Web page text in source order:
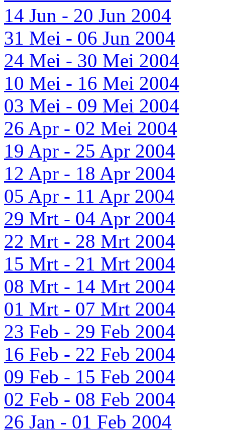
14 Jun - 20 Jun 2004
31 Mei - 06 Jun 2004
24 Mei - 30 Mei 2004
10 Mei - 16 Mei 2004
03 Mei - 09 Mei 2004
26 Apr - 02 Mei 2004
19 Apr - 25 Apr 2004
12 Apr - 18 Apr 2004
05 Apr - 11 Apr 2004
29 Mrt - 04 Apr 2004
22 Mrt - 28 Mrt 2004
15 Mrt - 21 Mrt 2004
08 Mrt - 14 Mrt 2004
01 Mrt - 07 Mrt 2004
23 Feb - 29 Feb 2004
16 Feb - 22 Feb 2004
09 Feb - 15 Feb 2004
02 Feb - 08 Feb 2004
26 Jan - 01 Feb 2004